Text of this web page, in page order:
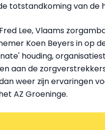
totstandkoming van de
Lee, Vlaams
Koen Beyers in op
houding,
aan de
weer zijn ervaringen
AZ Groeninge.